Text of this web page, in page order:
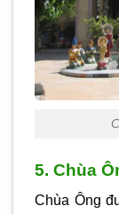
5. Chùa
Chùa Ông